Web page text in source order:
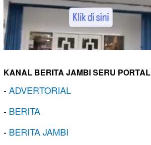
KANAL BERITA JAMBI SERU PORTAL
-ADVERTORIAL
- BERITA
- BERITA JAMBI